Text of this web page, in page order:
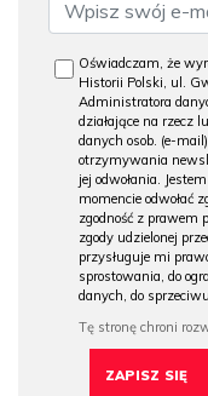
Oświadczam, że
Historii Polski, ul.
Administratora
działające na rzecz
danych osob. (e-
otrzymywania
jej odwołania.
momencie odwołać
zgodność z prawem
zgody udzielonej
przysługuje mi
sprostowania, do
danych, do